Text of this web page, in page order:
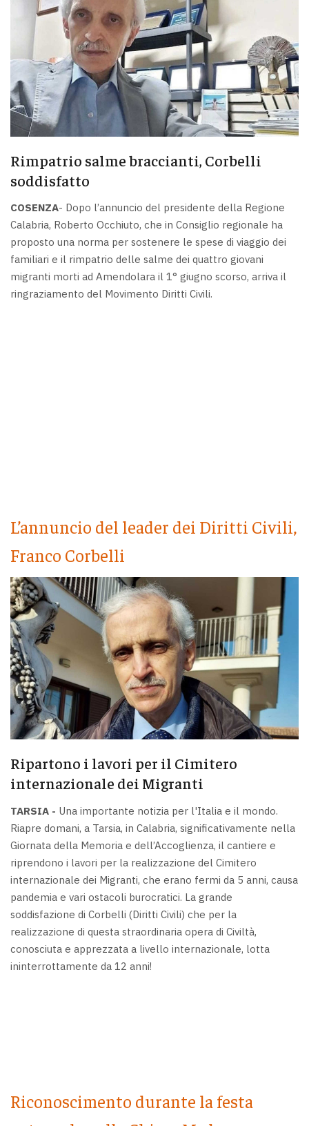
Rimpatrio salme braccianti, Corbelli
soddisfatto
COSENZA- Dopo l’annuncio del presidente della Regione
Calabria, Roberto Occhiuto, che in Consiglio regionale ha
proposto una norma per sostenere le spese di viaggio dei
familiari e il rimpatrio delle salme dei quattro giovani
migranti morti ad Amendolara il 1° giugno scorso, arriva il
ringraziamento del Movimento Diritti Civili.
L’annuncio del leader dei Diritti Civili,
Franco Corbelli
Ripartono i lavori per il Cimitero
internazionale dei Migranti
TARSIA - Una importante notizia per l'Italia e il mondo.
Riapre domani, a Tarsia, in Calabria, significativamente nella
Giornata della Memoria e dell’Accoglienza, il cantiere e
riprendono i lavori per la realizzazione del Cimitero
internazionale dei Migranti, che erano fermi da 5 anni, causa
pandemia e vari ostacoli burocratici. La grande
soddisfazione di Corbelli (Diritti Civili) che per la
realizzazione di questa straordinaria opera di Civiltà,
conosciuta e apprezzata a livello internazionale, lotta
ininterrottamente da 12 anni!
Riconoscimento durante la festa